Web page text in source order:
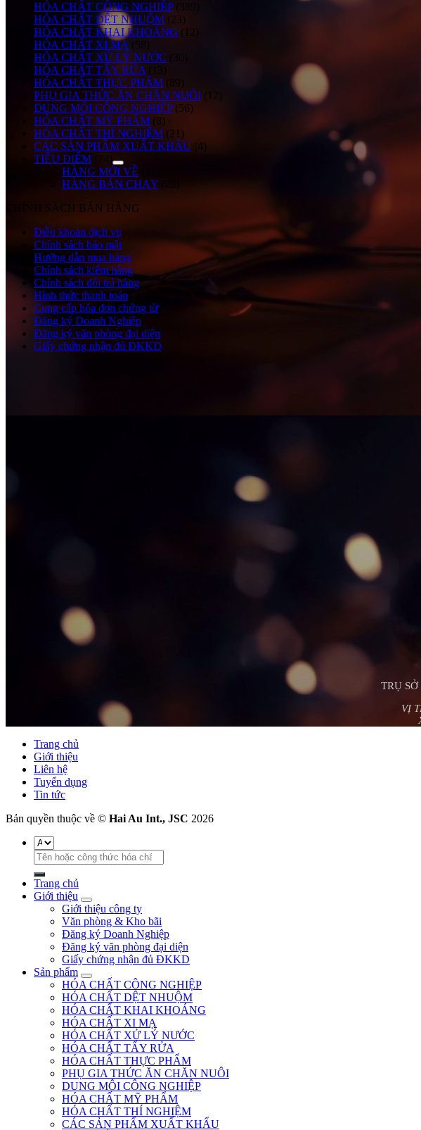
HÓA CHẤT CÔNG NGHIỆP (389)
HÓA CHẤT DỆT NHUỘM (23)
HÓA CHẤT KHAI KHOÁNG (12)
HÓA CHẤT XI MẠ
HÓA CHẤT XỬ LÝ NƯỚC
HÓA CHẤT TẨY RỬA
HÓA CHẤT THỰC PHẨM (89)
PHỤ GIA THỨC ĂN CHĂN NUÔI (12)
DUNG MÔI CÔNG NGHIỆP (56)
HÓA CHẤT MỸ PHẨM (8)
HÓA CHẤT THÍ NGHIỆM (21)
CÁC SẢN PHẨM XUẤT KHẨU (4)
TIÊU ĐIỂM
(74)
HÀNG MỚI VỀ
HÀNG BÁN CHẠY
CHÍNH SÁCH BÁN HÀNG
Điều khoản dịch vụ
Chính sách bảo mật
Hướng dẫn mua hàng
Chính sách kiểm hàng
Chính sách đổi trả hàng
Hình thức thanh toán
Cung cấp hóa đơn chứng từ
Đăng ký Doanh Nghiệp
Đăng ký văn phòng đại diện
Giấy chứng nhận đủ ĐKKD
TRỤ
VỊ
Trang chủ
Giới thiệu
Liên hệ
Tuyển dụng
Tin tức
Bản quyền thuộc về © Hai Au Int., JSC 2026
Tìm
kiếm:
Trang chủ
Giới thiệu
Giới thiệu công ty
Văn phòng & Kho bãi
Đăng ký Doanh Nghiệp
Đăng ký văn phòng đại diện
Giấy chứng nhận đủ ĐKKD
Sản phẩm
HÓA CHẤT CÔNG NGHIỆP
HÓA CHẤT DỆT NHUỘM
HÓA CHẤT KHAI KHOÁNG
HÓA CHẤT XI MẠ
HÓA CHẤT XỬ LÝ NƯỚC
HÓA CHẤT TẨY RỬA
HÓA CHẤT THỰC PHẨM
PHỤ GIA THỨC ĂN CHĂN NUÔI
DUNG MÔI CÔNG NGHIỆP
HÓA CHẤT MỸ PHẨM
HÓA CHẤT THÍ NGHIỆM
CÁC SẢN PHẨM XUẤT KHẨU